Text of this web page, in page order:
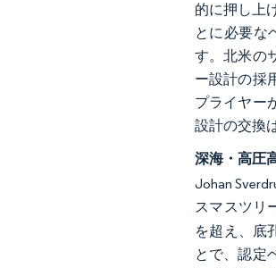
的に押し上
とに必要な
す。北米の
ー設計の採
プライヤー
設計の交換
深海・高圧
Johan
スマスツリ
を超え、底
とで、認定